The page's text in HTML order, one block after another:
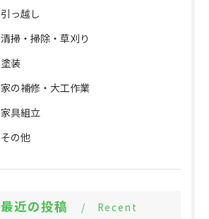
引っ越し
清掃・掃除・草刈り
塗装
家の補修・大工作業
家具組立
その他
最近の投稿
Recent